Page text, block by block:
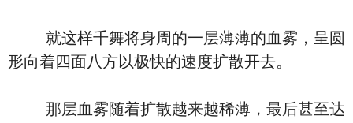
就这样千舞将身周的一层薄薄的血雾，呈圆
形向着四面八方以极快的速度扩散开去。
那层血雾随着扩散越来越稀薄，最后甚至达